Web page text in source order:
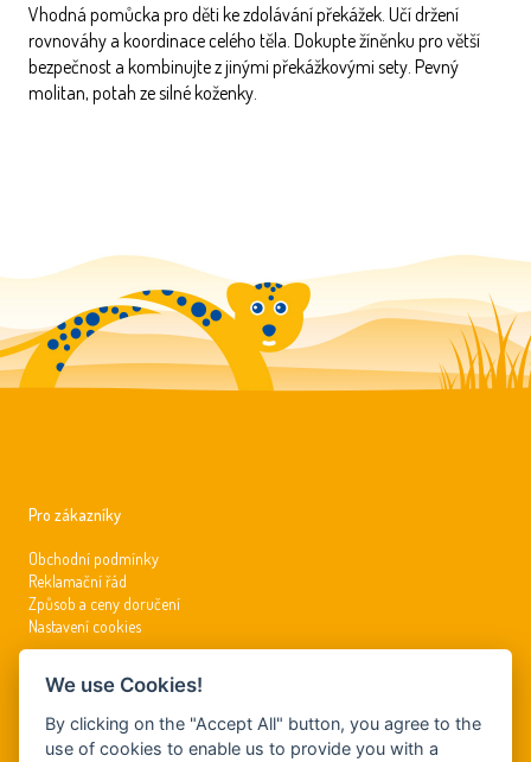
Vhodná pomůcka pro děti ke zdolávání překážek. Učí držení
rovnováhy a koordinace celého těla. Dokupte žíněnku pro větší
bezpečnost a kombinujte z jinými překážkovými sety. Pevný
molitan, potah ze silné koženky.
Pro zákazníky
Obchodní podmínky
Reklamační řád
Způsob a ceny doručení
Nastavení cookies
Kontakty
info@dynamickysvet.cz
We use Cookies!
By clicking on the "Accept All" button, you agree to the
use of cookies to enable us to provide you with a